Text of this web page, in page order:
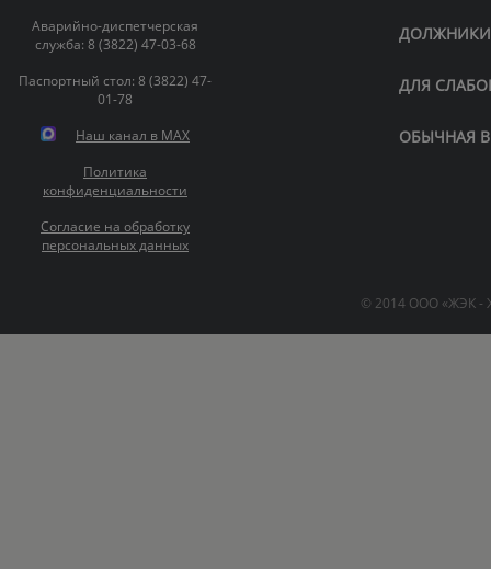
Аварийно-диспетчерская
служба: 8 (3822) 47-03-68
Паспортный стол: 8 (3822) 47-
01-78
Наш канал в MAX
Политика
конфиденциальности
Согласие на обработку
персональных данных
ДОЛЖНИКИ
ДЛЯ
ОБЫЧНАЯ
© 2014 ООО «ЖЭК -